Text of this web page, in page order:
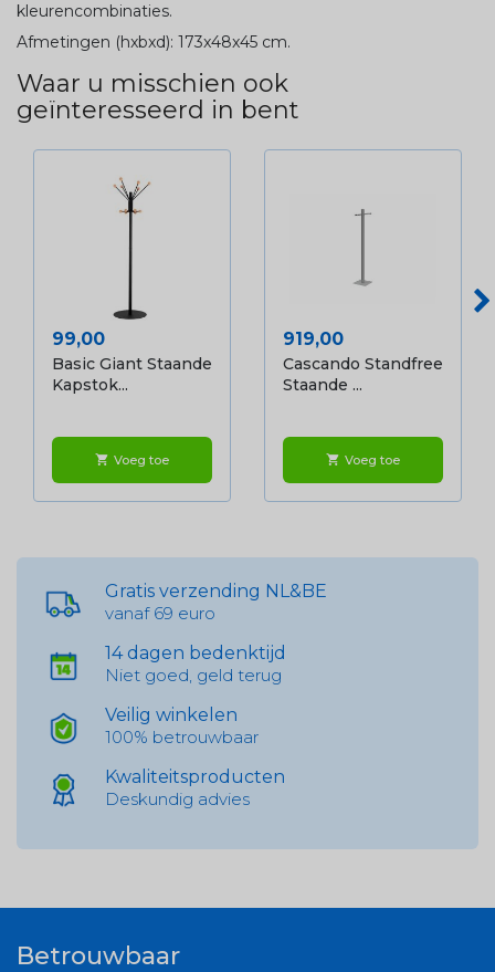
kleurencombinaties.
Afmetingen (hxbxd): 173x48x45 cm.
Waar u misschien ook
geïnteresseerd in bent
Prijs
99,00
Basic Giant Staande
Kapstok...
shopping_cart Voeg toe
Prijs
919,00
Cascando Standfree
Staande ...
shopping_cart Voeg toe
Gratis verzending NL&BE
vanaf 69 euro
14 dagen bedenktijd
Niet goed, geld terug
Veilig winkelen
100% betrouwbaar
Kwaliteitsproducten
Deskundig advies
Betrouwbaar